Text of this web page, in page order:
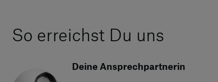
So erreichst Du uns
Deine Ansprechpartnerin